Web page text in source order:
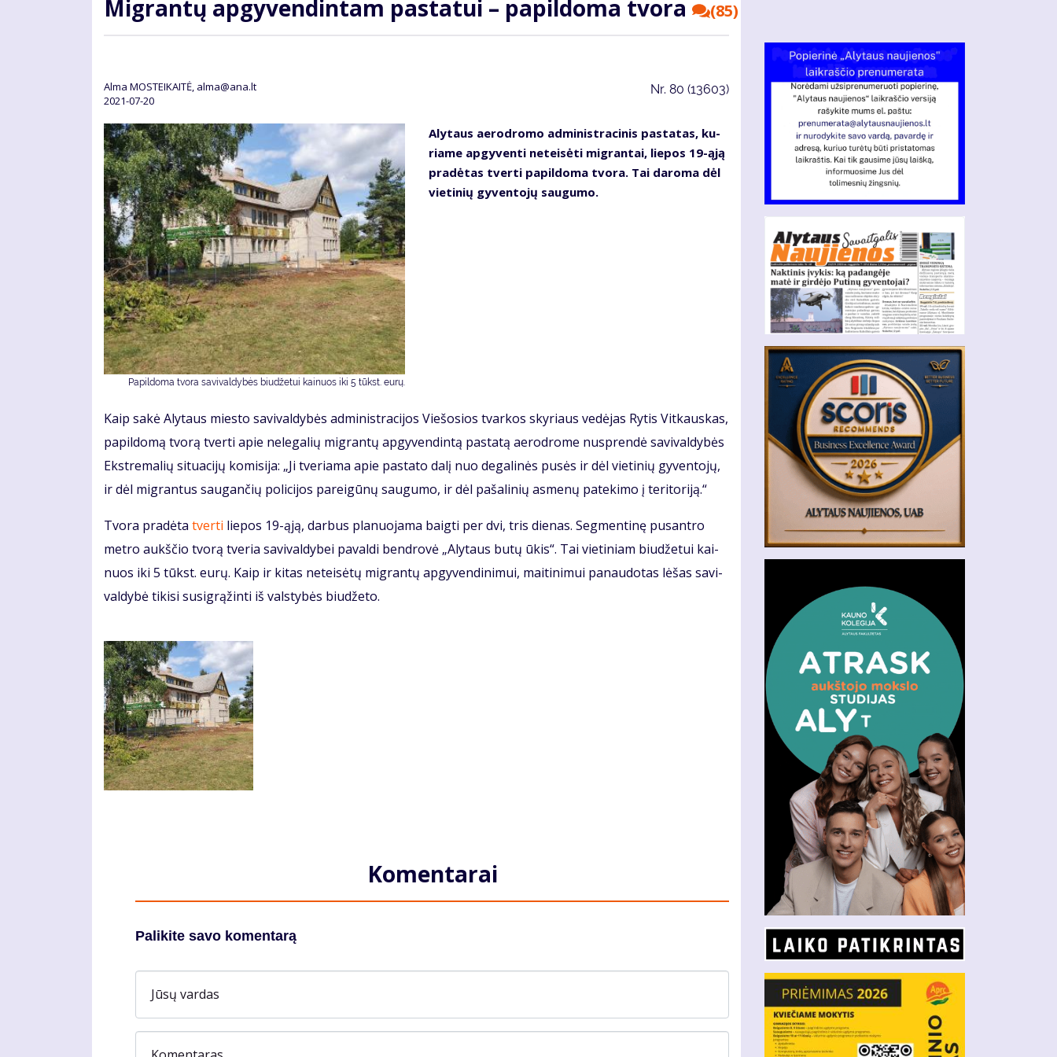
Mig­ran­tų ap­gy­ven­din­tam pa­sta­tui – pa­pil­do­ma tvo­ra (85)
Alma MOSTEIKAITĖ, alma@ana.lt
2021-07-20
Nr. 80 (13603)
Papildoma tvora savivaldybės biu­dže­tui kai­nuos iki 5 tūkst. eu­rų.
Aly­taus ae­ro­dro­mo ad­mi­nist­ra­ci­nis pa­sta­tas, ku­
ria­me ap­gy­ven­ti ne­tei­sė­ti mig­ran­tai, lie­pos 19-ąją
pra­dė­tas tver­ti pa­pil­do­ma tvo­ra. Tai da­ro­ma dėl
vie­ti­nių gy­ven­to­jų sau­gu­mo.
Kaip sa­kė Aly­taus mies­to sa­vi­val­dy­bės ad­mi­nist­ra­ci­jos Vie­šo­sios tvar­kos sky­riaus ve­dė­jas Ry­tis Vit­kaus­kas,
pa­pil­do­mą tvo­rą tver­ti ap­ie ne­le­ga­lių mig­ran­tų ap­gy­ven­din­tą pa­sta­tą ae­ro­dro­me nu­spren­dė sa­vi­val­dy­bės
Eks­tre­ma­lių si­tu­a­ci­jų ko­mi­si­ja: „Ji tve­ria­ma apie pa­sta­to da­lį nuo de­ga­li­nės pu­sės ir dėl vie­ti­nių gy­ven­to­jų,
ir dėl mig­ran­tus sau­gan­čių po­li­ci­jos pa­rei­gū­nų sau­gu­mo, ir dėl pa­ša­li­nių as­me­nų pa­te­ki­mo į te­ri­to­ri­ją.“
Tvo­ra pra­dė­ta tver­ti lie­pos 19-ąją, dar­bus pla­nuo­ja­ma baig­ti per dvi, tris die­nas. Seg­men­ti­nę pus­an­tro
met­ro aukš­čio tvo­rą tve­ria sa­vi­val­dy­bei pa­val­di ben­dro­vė „Aly­taus bu­tų ūkis“. Tai vie­ti­niam biu­dže­tui kai­
nuos iki 5 tūkst. eu­rų. Kaip ir ki­tas ne­tei­sė­tų mig­ran­tų ap­gy­ven­di­ni­mui, mai­ti­ni­mui pa­nau­do­tas lė­šas sa­vi­
val­dy­bė ti­ki­si su­sig­rą­žin­ti iš vals­ty­bės biu­dže­to.
Komentarai
Palikite savo komentarą
Jūsų vardas